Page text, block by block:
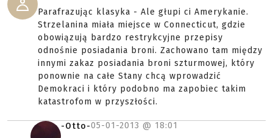
Parafrazując klasyka - Ale głupi ci Amerykanie.
Strzelanina miała miejsce w Connecticut, gdzie
obowiązują bardzo restrykcyjne przepisy
odnośnie posiadania broni. Zachowano tam między
innymi zakaz posiadania broni szturmowej, który
ponownie na całe Stany chcą wprowadzić
Demokraci i który podobno ma zapobiec takim
katastrofom w przyszłości.
-Otto-05-01-2013 @ 18:01